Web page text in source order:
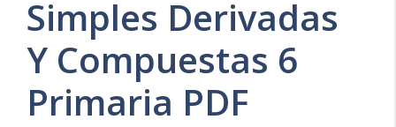
Simples Derivadas
Y Compuestas 6
Primaria PDF